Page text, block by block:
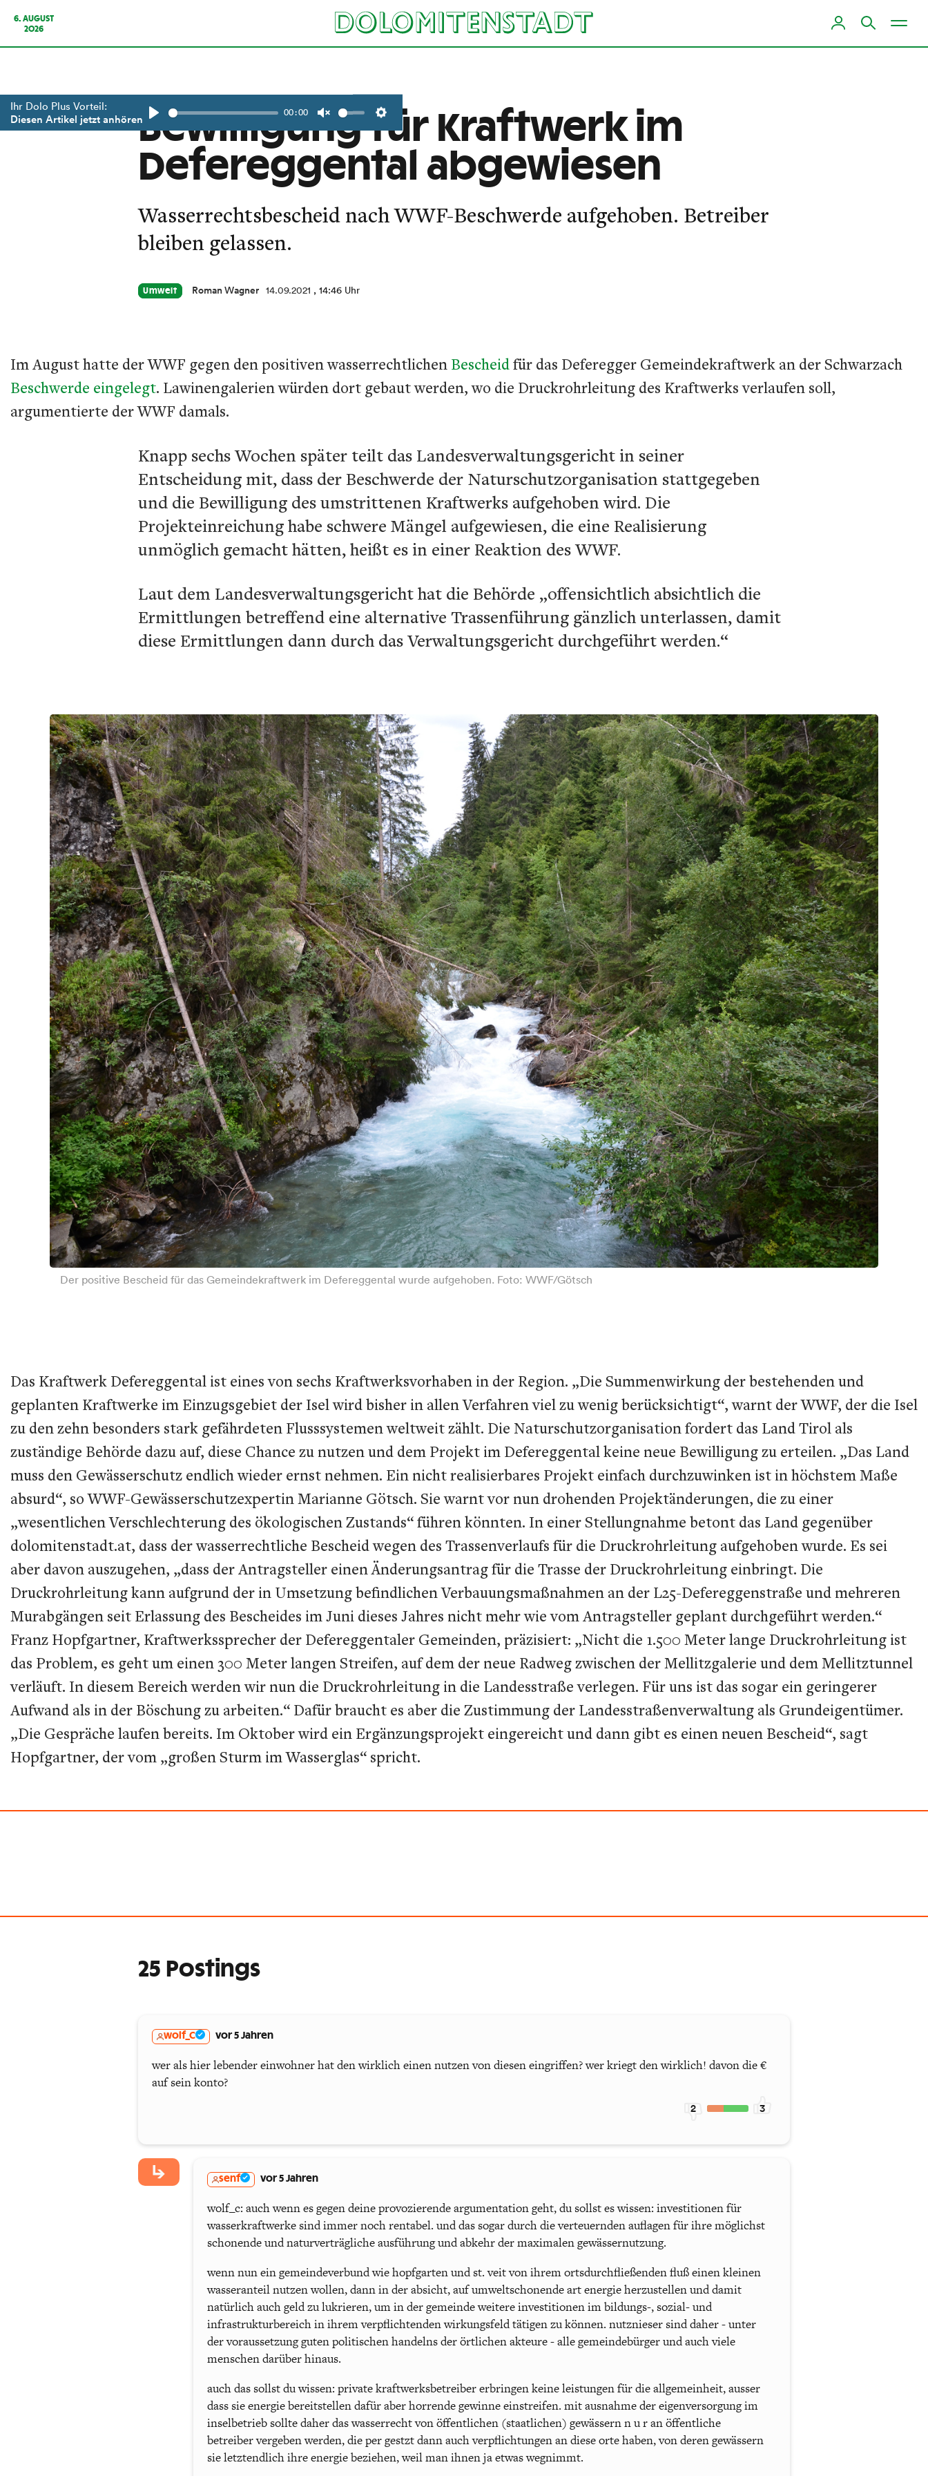
6. AUGUST
2026
Ihr Dolo Plus Vorteil:
Diesen Artikel jetzt anhören 00:00
Settings
Bewilligung für Kraftwerk im
Defereggental abgewiesen
Wasserrechtsbescheid nach WWF-Beschwerde aufgehoben. Betreiber
bleiben gelassen.
Umwelt Roman Wagner 14.09.2021 , 14:46 Uhr
Im August hatte der WWF gegen den positiven wasserrechtlichen Bescheidfür das Deferegger Gemeindekraftwerk an der Schwarzach
Beschwerde eingelegt. Lawinengalerien würden dort gebaut werden, wo die Druckrohrleitung des Kraftwerks verlaufen soll,
argumentierte der WWF damals.
Knapp sechs Wochen später teilt das Landesverwaltungsgericht in seiner
Entscheidung mit, dass der Beschwerde der Naturschutzorganisation stattgegeben
und die Bewilligung des umstrittenen Kraftwerks aufgehoben wird. Die
Projekteinreichung habe schwere Mängel aufgewiesen, die eine Realisierung
unmöglich gemacht hätten, heißt es in einer Reaktion des WWF.
Laut dem Landesverwaltungsgericht hat die Behörde „offensichtlich absichtlich die
Ermittlungen betreffend eine alternative Trassenführung gänzlich unterlassen, damit
diese Ermittlungen dann durch das Verwaltungsgericht durchgeführt werden.“
Der positive Bescheid für das Gemeindekraftwerk im Defereggental wurde aufgehoben. Foto: WWF/Götsch
Das Kraftwerk Defereggental ist eines von sechs Kraftwerksvorhaben in der Region. „Die Summenwirkung der bestehenden und
geplanten Kraftwerke im Einzugsgebiet der Isel wird bisher in allen Verfahren viel zu wenig berücksichtigt“, warnt der WWF, der die Isel
zu den zehn besonders stark gefährdeten Flusssystemen weltweit zählt. Die Naturschutzorganisation fordert das Land Tirol als
zuständige Behörde dazu auf, diese Chance zu nutzen und dem Projekt im Defereggental keine neue Bewilligung zu erteilen. „Das Land
muss den Gewässerschutz endlich wieder ernst nehmen. Ein nicht realisierbares Projekt einfach durchzuwinken ist in höchstem Maße
absurd“, so WWF-Gewässerschutzexpertin Marianne Götsch. Sie warnt vor nun drohenden Projektänderungen, die zu einer
„wesentlichen Verschlechterung des ökologischen Zustands“ führen könnten. In einer Stellungnahme betont das Land gegenüber
dolomitenstadt.at, dass der wasserrechtliche Bescheid wegen des Trassenverlaufs für die Druckrohrleitung aufgehoben wurde. Es sei
aber davon auszugehen, „dass der Antragsteller einen Änderungsantrag für die Trasse der Druckrohrleitung einbringt. Die
Druckrohrleitung kann aufgrund der in Umsetzung befindlichen Verbauungsmaßnahmen an der L25-Defereggenstraße und mehreren
Murabgängen seit Erlassung des Bescheides im Juni dieses Jahres nicht mehr wie vom Antragsteller geplant durchgeführt werden.“
Franz Hopfgartner, Kraftwerkssprecher der Defereggentaler Gemeinden, präzisiert: „Nicht die 1.500 Meter lange Druckrohrleitung ist
das Problem, es geht um einen 300 Meter langen Streifen, auf dem der neue Radweg zwischen der Mellitzgalerie und dem Mellitztunnel
verläuft. In diesem Bereich werden wir nun die Druckrohrleitung in die Landesstraße verlegen. Für uns ist das sogar ein geringerer
Aufwand als in der Böschung zu arbeiten.“ Dafür braucht es aber die Zustimmung der Landesstraßenverwaltung als Grundeigentümer.
„Die Gespräche laufen bereits. Im Oktober wird ein Ergänzungsprojekt eingereicht und dann gibt es einen neuen Bescheid“, sagt
Hopfgartner, der vom „großen Sturm im Wasserglas“ spricht.
25 Postings
wolf_C vor 5 Jahren
wer als hier lebender einwohner hat den wirklich einen nutzen von diesen eingriffen? wer kriegt den wirklich! davon die €
auf sein konto?
2 3
senf vor 5 Jahren
wolf_c: auch wenn es gegen deine provozierende argumentation geht, du sollst es wissen: investitionen für
wasserkraftwerke sind immer noch rentabel. und das sogar durch die verteuernden auflagen für ihre möglichst
schonende und naturverträgliche ausführung und abkehr der maximalen gewässernutzung.
wenn nun ein gemeindeverbund wie hopfgarten und st. veit von ihrem ortsdurchfließenden fluß einen kleinen
wasseranteil nutzen wollen, dann in der absicht, auf umweltschonende art energie herzustellen und damit
natürlich auch geld zu lukrieren, um in der gemeinde weitere investitionen im bildungs-, sozial- und
infrastrukturbereich in ihrem verpflichtenden wirkungsfeld tätigen zu können. nutznieser sind daher - unter
der voraussetzung guten politischen handelns der örtlichen akteure - alle gemeindebürger und auch viele
menschen darüber hinaus.
auch das sollst du wissen: private kraftwerksbetreiber erbringen keine leistungen für die allgemeinheit, ausser
dass sie energie bereitstellen dafür aber horrende gewinne einstreifen. mit ausnahme der eigenversorgung im
inselbetrieb sollte daher das wasserrecht von öffentlichen (staatlichen) gewässern n u r an öffentliche
betreiber vergeben werden, die per gestzt dann auch verpflichtungen an diese orte haben, von deren gewässern
sie letztendlich ihre energie beziehen, weil man ihnen ja etwas wegnimmt.